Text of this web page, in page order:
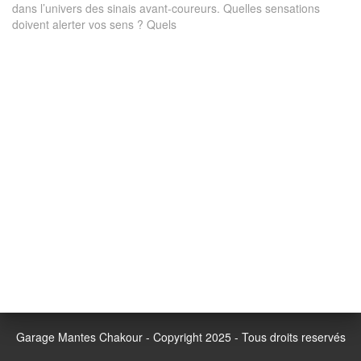
dans l’univers des sinais avant-coureurs. Quelles sensations
doivent alerter vos sens ? Quels
Garage Mantes Chakour - Copyright 2025 - Tous droits reservés